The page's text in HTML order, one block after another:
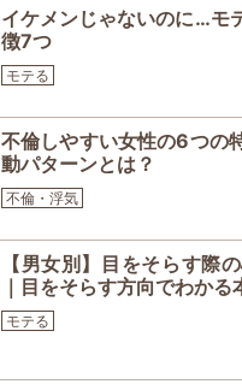
イケメンじゃないのに…モ
徴7つ
モテる
不倫しやすい女性の6つの
動パターンとは？
不倫・浮気
【男女別】目をそらす際
｜目をそらす方向でわかる
モテる